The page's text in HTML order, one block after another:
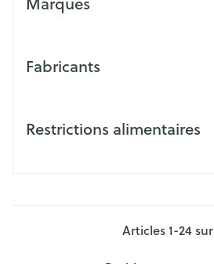
Fabricants
Restrictions alimentaires
Articles1-24sur